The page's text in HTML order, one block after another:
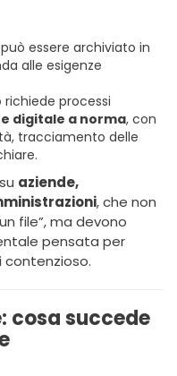
può essere archiviato in
alle esigenze
richiede processi
digitale a norma, con
tracciamento delle
aziende,
, che non
file”, ma devono
pensata per
contenzioso.
cosa succede